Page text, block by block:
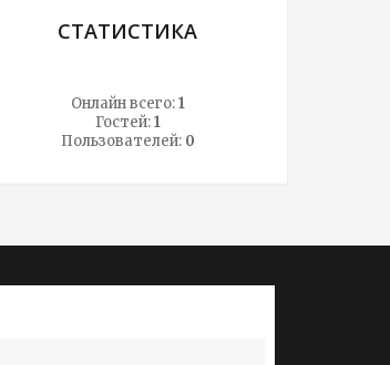
СТАТИСТИКА
Онлайн всего:1
Гостей:1
Пользователей: 0